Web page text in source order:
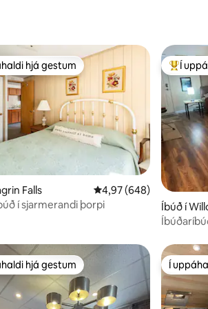
hjá gestum
hjá gestum
Falls 4,97 af 5 í
4,97 (648)
í sjarmerandi þorpi
Í mestu
Í
Íbúð í
hjá gestum
hjá gestum Í
Í